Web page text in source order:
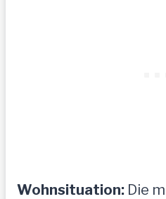
Wohnsituation: Die